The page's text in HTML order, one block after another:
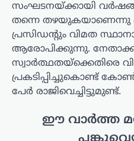
സംഘടനയ്ക്കായി
തന്നെ
പ്രസിഡന്റും വിമത
ആരോപിക്കുന്നു.
സ്വാർത്ഥതയ്‌ക്കെതിരെ
പ്രകടിപ്പിച്ചുകൊണ്ട്
പേർ രാജിവെച്ചിട്ടുമുണ്ട്.
ഈ വാർത്ത